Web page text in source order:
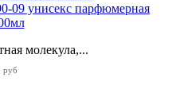
09 унисекс парфюмерная
молекула,...
руб